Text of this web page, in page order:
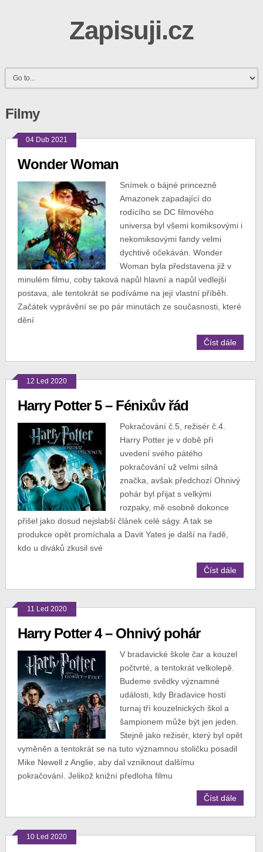
Zapisuji.cz
Filmy
04 Dub 2021
Wonder Woman
Snímek o bájné princezně
Amazonek zapadající do
rodícího se DC filmového
universa byl všemi komiksovými i
nekomiksovými fandy velmi
dychtivě očekáván. Wonder
Woman byla představena již v
minulém filmu, coby taková napůl hlavní a napůl vedlejší
postava, ale tentokrát se podíváme na její vlastní příběh.
Začátek vyprávění se po pár minutách ze současnosti, které
dění
Číst dále
12 Led 2020
Harry Potter 5 – Fénixův řád
Pokračování č.5, režisér č.4.
Harry Potter je v době při
uvedení svého pátého
pokračování už velmi silná
značka, avšak předchozí Ohnivý
pohár byl přijat s velkými
rozpaky, mě osobně dokonce
přišel jako dosud nejslabší článek celé ságy. A tak se
produkce opět promíchala a Davit Yates je další na řadě,
kdo u diváků zkusil své
Číst dále
11 Led 2020
Harry Potter 4 – Ohnivý pohár
V bradavické škole čar a kouzel
počtvrté, a tentokrát velkolepě.
Budeme svědky významné
události, kdy Bradavice hostí
turnaj tří kouzelnických škol a
šampionem může být jen jeden.
Stejně jako režisér, který byl opět
vyměněn a tentokrát se na tuto významnou stoličku posadil
Mike Newell z Anglie, aby dal vzniknout dalšímu
pokračování. Jelikož knižní předloha filmu
Číst dále
10 Led 2020